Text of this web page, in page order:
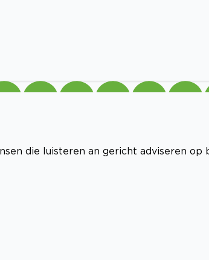
die luisteren an gericht adviseren op